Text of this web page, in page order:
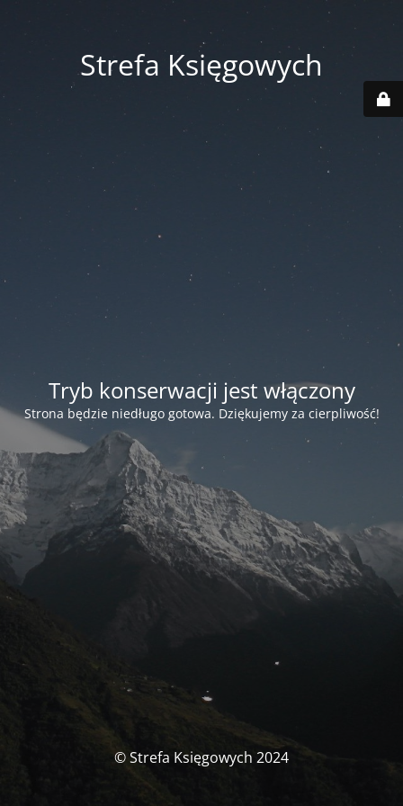
Strefa Księgowych
Tryb konserwacji jest włączony
Strona będzie niedługo gotowa. Dziękujemy za cierpliwość!
© Strefa Księgowych 2024